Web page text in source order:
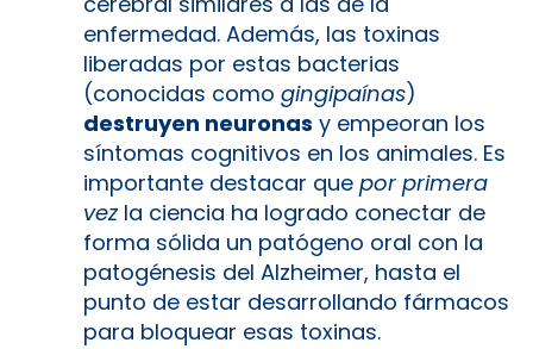
enfermedad​. Además, las toxinas
liberadas por estas bacterias
(conocidas como gingipaínas)
destruyen neuronas y empeoran los
síntomas cognitivos en los animales​. Es
importante destacar que por primera
vezla ciencia ha logrado conectar de
forma sólida un patógeno oral con la
patogénesis del Alzheimer, hasta el
punto de estar desarrollando fármacos
para bloquear esas toxinas​.